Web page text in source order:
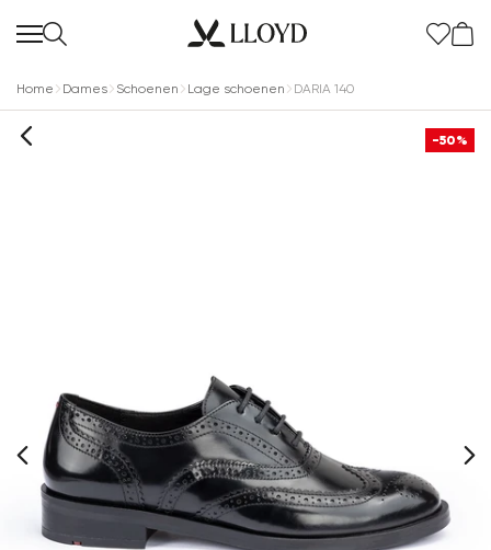
Home Dames Schoenen Lage schoenen DARIA 140
-50%